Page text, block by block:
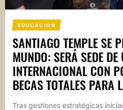
EDUCACIÓN
SANTIAGO TEMPLE SE
MUNDO: SERÁ SEDE
INTERNACIONAL CON
BECAS TOTALES PARA
Tras gestiones estratégicas